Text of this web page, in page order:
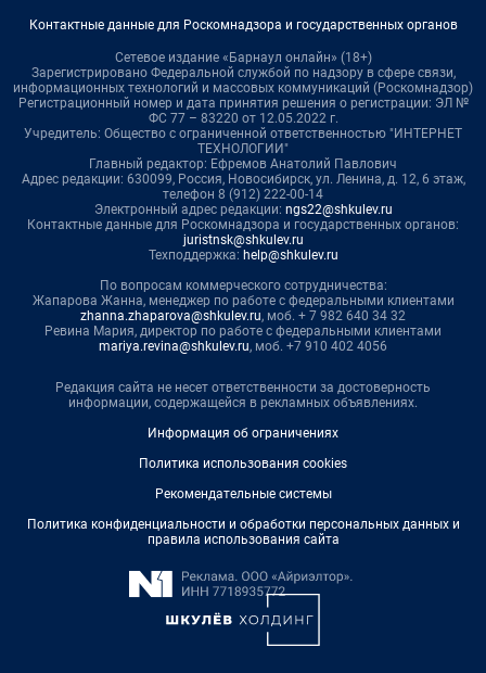
Контактные данные для Роскомнадзора и государственных органов
Сетевое издание «Барнаул онлайн» (18+)
Зарегистрировано Федеральной службой по надзору в сфере связи,
информационных технологий и массовых коммуникаций (Роскомнадзор)
Регистрационный номер и дата принятия решения о регистрации: ЭЛ №
ФС 77 – 83220 от 12.05.2022 г.
Учредитель: Общество с ограниченной ответственностью "ИНТЕРНЕТ
ТЕХНОЛОГИИ"
Главный редактор: Ефремов Анатолий Павлович
Адрес редакции: 630099, Россия, Новосибирск, ул. Ленина, д. 12, 6 этаж,
телефон 8 (912) 222-00-14
Электронный адрес редакции: ngs22@shkulev.ru
Контактные данные для Роскомнадзора и государственных органов:
juristnsk@shkulev.ru
Техподдержка: help@shkulev.ru
По вопросам коммерческого сотрудничества:
Жапарова Жанна, менеджер по работе с федеральными клиентами
zhanna.zhaparova@shkulev.ru, моб. + 7 982 640 34 32
Ревина Мария, директор по работе с федеральными клиентами
mariya.revina@shkulev.ru, моб. +7 910 402 4056
Редакция сайта не несет ответственности за достоверность
информации, содержащейся в рекламных объявлениях.
Информация об ограничениях
Политика использования cookies
Рекомендательные системы
Политика конфиденциальности и обработки персональных данных и
правила использования сайта